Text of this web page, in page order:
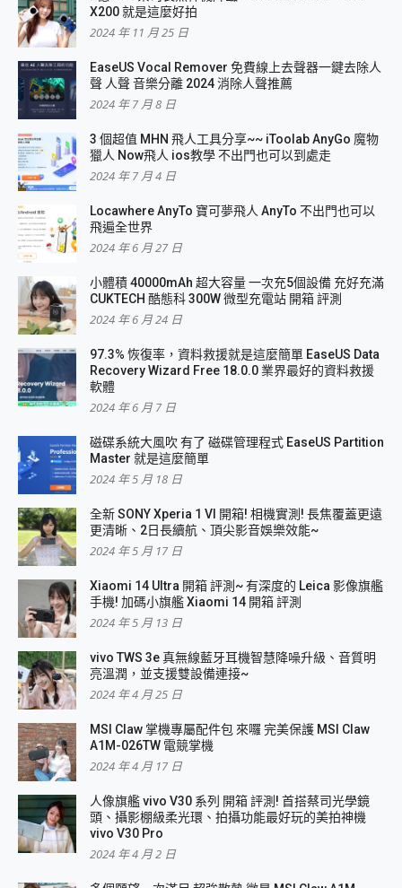
X200 就是這麼好拍
2024 年 11 月 25 日
EaseUS Vocal Remover 免費線上去聲器一鍵去除人
聲 人聲 音樂分離 2024 消除人聲推薦
2024 年 7 月 8 日
3 個超值 MHN 飛人工具分享~~ iToolab AnyGo 魔物
獵人 Now飛人 ios教學 不出門也可以到處走
2024 年 7 月 4 日
Locawhere AnyTo 寶可夢飛人 AnyTo 不出門也可以
飛遍全世界
2024 年 6 月 27 日
小體積 40000mAh 超大容量 一次充5個設備 充好充滿
CUKTECH 酷態科 300W 微型充電站 開箱 評測
2024 年 6 月 24 日
97.3% 恢復率，資料救援就是這麼簡單 EaseUS Data
Recovery Wizard Free 18.0.0 業界最好的資料救援
軟體
2024 年 6 月 7 日
磁碟系統大風吹 有了 磁碟管理程式 EaseUS Partition
Master 就是這麼簡單
2024 年 5 月 18 日
全新 SONY Xperia 1 VI 開箱! 相機實測! 長焦覆蓋更遠
更清晰、2日長續航、頂尖影音娛樂效能~
2024 年 5 月 17 日
Xiaomi 14 Ultra 開箱 評測~ 有深度的 Leica 影像旗艦
手機! 加碼小旗艦 Xiaomi 14 開箱 評測
2024 年 5 月 13 日
vivo TWS 3e 真無線藍牙耳機智慧降噪升級、音質明
亮溫潤，並支援雙設備連接~
2024 年 4 月 25 日
MSI Claw 掌機專屬配件包 來囉 完美保護 MSI Claw
A1M-026TW 電競掌機
2024 年 4 月 17 日
人像旗艦 vivo V30 系列 開箱 評測! 首搭蔡司光學鏡
頭、攝影棚級柔光環、拍攝功能最好玩的美拍神機
vivo V30 Pro
2024 年 4 月 2 日